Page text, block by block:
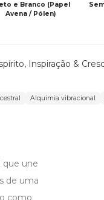
e Branco (Papel
Avena / Pólen)
, Inspiração &
Alquimia vibracional
que une
de uma
como